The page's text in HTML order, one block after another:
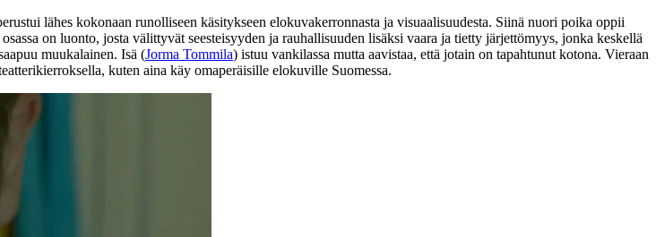
lähes kokonaan runolliseen käsitykseen elokuvakerronnasta ja visuaalisuudesta. Siinä nuori poika oppii
on luonto, josta välittyvät seesteisyyden ja rauhallisuuden lisäksi vaara ja tietty järjettömyys, jonka keskellä
muukalainen. Isä (Jorma Tommila) istuu vankilassa mutta aavistaa, että jotain on tapahtunut kotona. Vieraan
kuten aina käy omaperäisille elokuville Suomessa.